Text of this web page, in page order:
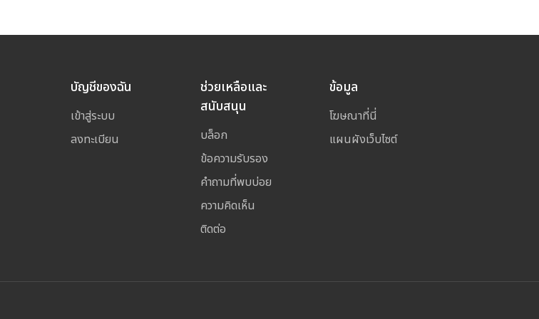
บัญชีของฉัน
เข้าสู่ระบบ
ลงทะเบียน
ช่วยเหลือและ
สนับสนุน
บล็อก
ข้อความรับรอง
คำถามที่พบบ่อย
ความคิดเห็น
ติดต่อ
ข้อมูล
โฆษณาที่นี่
แผนผังเว็บไซต์